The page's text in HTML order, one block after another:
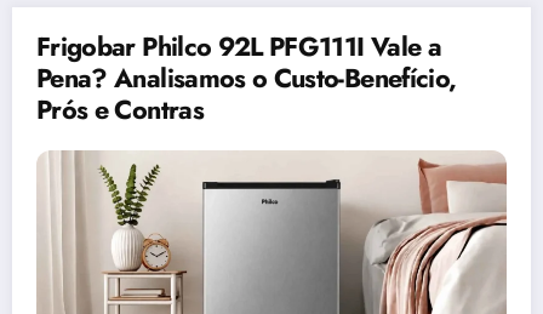
Frigobar Philco 92L PFG111I Vale a
Pena? Analisamos o Custo-Benefício,
Prós e Contras